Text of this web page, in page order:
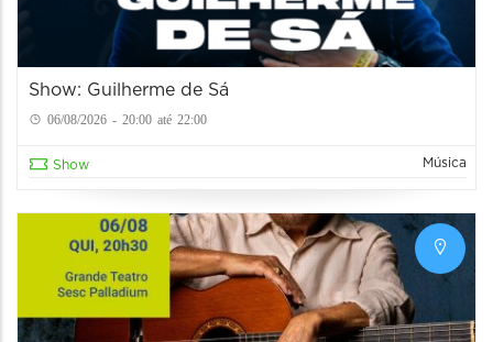
Show: Guilherme de Sá
06/08/2026 - 20:00 até 22:00
Show Música